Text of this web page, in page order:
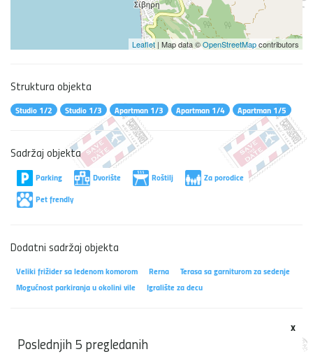
Leaflet| Map data ©OpenStreetMapcontributors
Struktura objekta
Studio 1/2 Studio 1/3 Apartman 1/3 Apartman 1/4 Apartman 1/5
Sadržaj objekta
Parking Dvorište Roštilj
Za porodice
Pet frendly
Dodatni sadržaj objekta
Veliki frižider sa ledenom komorom Rerna
Terasa sa garniturom za sedenje
Mogućnost parkiranja u okolini vile
Igralište za decu
x
Poslednjih 5 pregledanih